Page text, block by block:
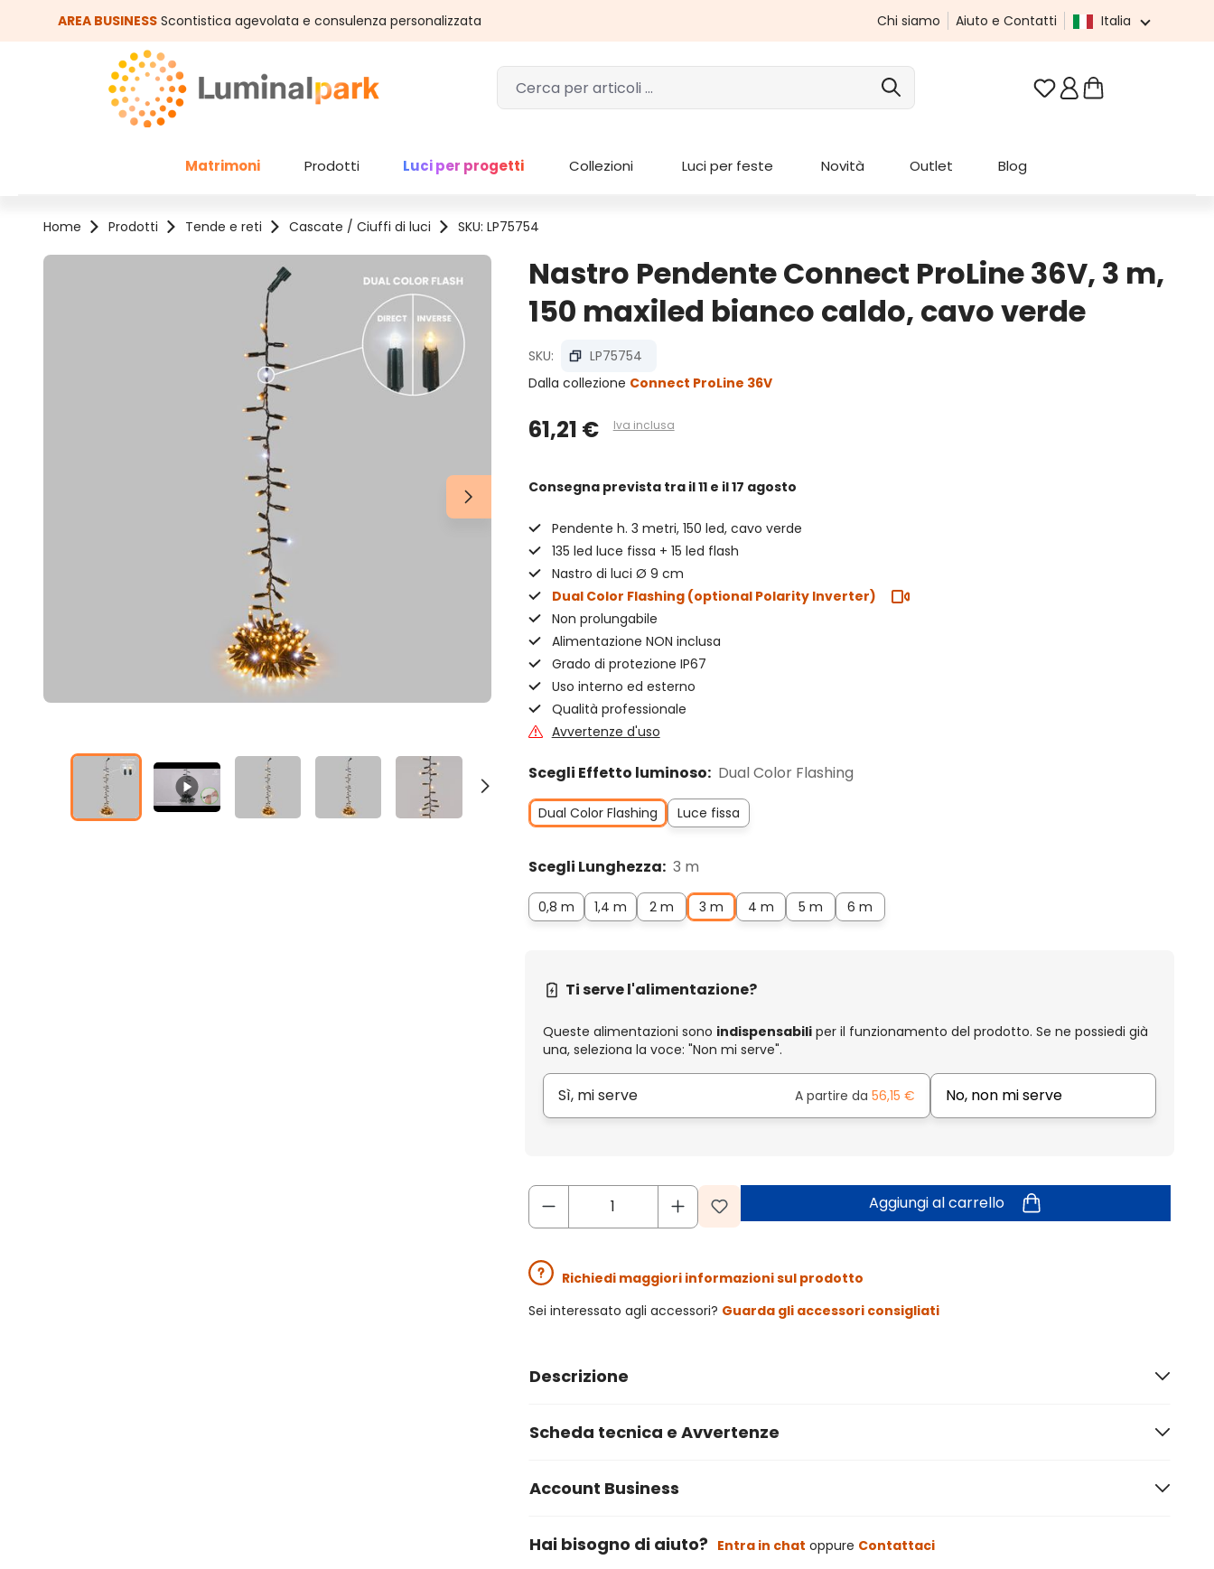
al contenuto principale
Salta alla ricerca
AREA BUSINESS Scontistica agevolata e consulenza personalizzata Chi siamo Aiuto e Contatti Italia
Hai 0 articoli nella
Matrimoni Prodotti Luci per progetti Collezioni Luci per feste Novità Outlet Blog
Home Prodotti Tende e reti Cascate / Ciuffi di luci SKU: LP75754
Salta la galleria di immagini
Nastro Pendente Connect ProLine 36V, 3 m,
150 maxiled bianco caldo, cavo verde
SKU:
LP75754
Dalla collezione Connect ProLine 36V
61,21 € Iva inclusa
Consegna prevista tra il 11 e il 17 agosto
Pendente h. 3 metri, 150 led, cavo verde
135 led luce fissa + 15 led flash
Nastro di luci Ø 9 cm
Dual Color Flashing (optional Polarity Inverter)
Non prolungabile
Alimentazione NON inclusa
Grado di protezione IP67
Uso interno ed esterno
Qualità professionale
Avvertenze d'uso
Scegli Effetto luminoso: Dual Color Flashing
Dual Color Flashing Luce fissa
Scegli Lunghezza: 3 m
0,8 m 1,4 m 2 m 3 m 4 m 5 m 6 m
Ti serve l'alimentazione?
Queste alimentazioni sono indispensabiliper il funzionamento del prodotto. Se ne possiedi già
una, seleziona la voce: "Non mi serve".
Sì, mi serve A partire da 56,15 € No, non mi serve
Aggiungi al carrello
Richiedi maggiori informazioni sul prodotto
Sei interessato agli accessori? Guarda gli accessori consigliati
Descrizione
Scheda tecnica e Avvertenze
Account Business
Hai bisogno di aiuto? Entra in chat oppure Contattaci